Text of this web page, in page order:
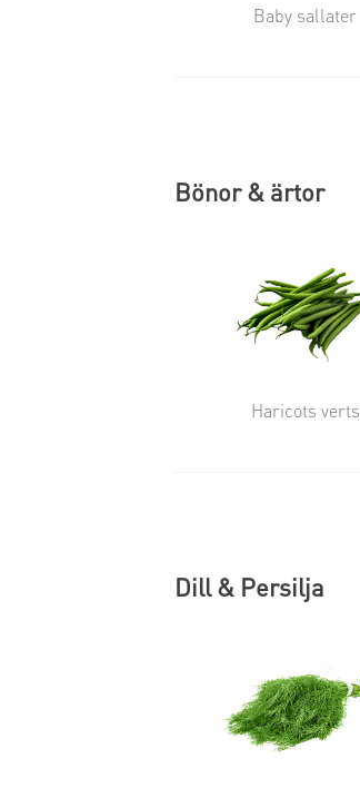
Baby sallater
Bönor & ärtor
Haricots verts
Dill & Persilja